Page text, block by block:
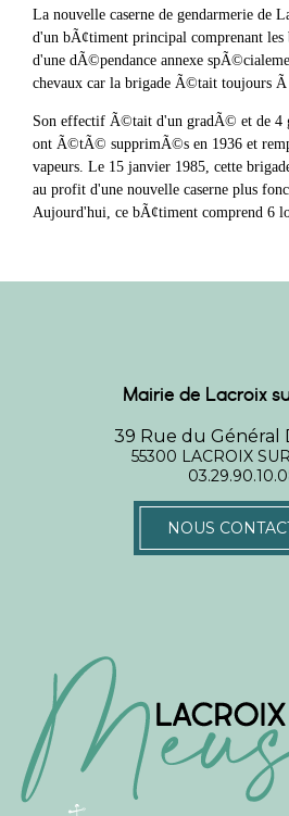
La nouvelle caserne de gendarmerie de
d'un bÃ¢timent principal comprenant les
d'une dÃ©pendance annexe
chevaux car la brigade Ã©tait toujours Ã
Son effectif Ã©tait d'un gradÃ© et de 4
ont Ã©tÃ© supprimÃ©s en 1936 et
vapeurs. Le 15 janvier 1985, cette
au profit d'une nouvelle caserne plus
Aujourd'hui, ce bÃ¢timent comprend 6
Mairie de Lacroix
39 Rue du Général
55300 LACROIX
NOUS